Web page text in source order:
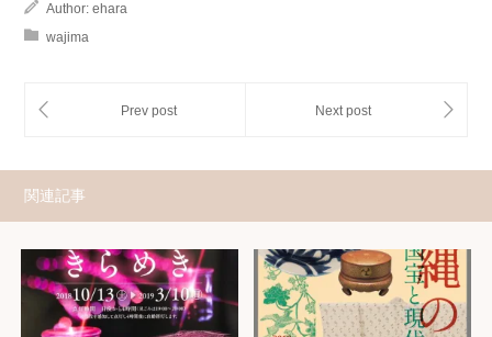
Author: ehara
wajima
関連記事